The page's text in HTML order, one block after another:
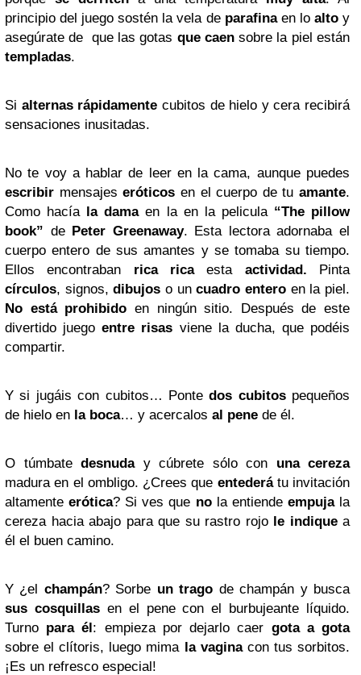
principio del juego sostén la vela de parafinaen lo altoy
asegúrate de que las gotas que caensobre la piel están
templadas.
Si alternas rápidamente cubitos de hielo y cera recibirá
sensaciones inusitadas.
No te voy a hablar de leer en la cama, aunque puedes
escribir mensajeseróticos en el cuerpo de tu amante.
Como hacía la damaen la en la pelicula “The pillow
book” de Peter Greenaway. Esta lectora adornaba el
cuerpo entero de sus amantes y se tomaba su tiempo.
Ellos encontraban rica ricaesta actividad. Pinta
círculos, signos,dibujos o uncuadro entero en la piel.
No está prohibido en ningún sitio. Después de este
divertido juegoentre risas viene la ducha, que podéis
compartir.
Y si jugáis con cubitos… Pontedos cubitospequeños
de hielo en la boca… y acercalos al pene de él.
O túmbate desnuday cúbrete sólo con una cereza
madura en el ombligo. ¿Crees que entederátu invitación
altamenteerótica? Si ves que nola entiendeempujala
cereza hacia abajo para que su rastro rojo le indiquea
él el buen camino.
Y ¿el champán? Sorbe un trago de champán y busca
sus cosquillasen el pene con el burbujeante líquido.
Turno para él: empieza por dejarlo caer gota a gota
sobre el clítoris, luego mima la vaginacon tus sorbitos.
¡Es un refresco especial!